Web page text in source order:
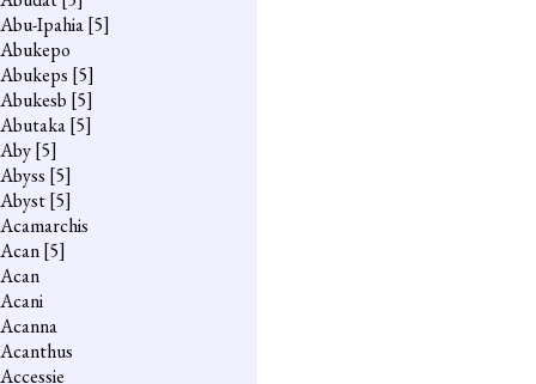
Abu-Ipahia[5]
Abukepo
Abukeps [5]
Abukesb [5]
Abutaka[5]
Aby[5]
Abyss [5]
Abyst[5]
Acamarchis
Acan[5]
Acan
Acani
Acanna
Acanthus
Accessie